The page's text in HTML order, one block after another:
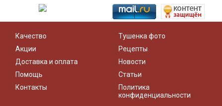
Качество
Акции
Доставка и оплата
Помощь
Контакты
Тушенка фото
Рецепты
Новости
Статьи
Политика
конфиденциальности